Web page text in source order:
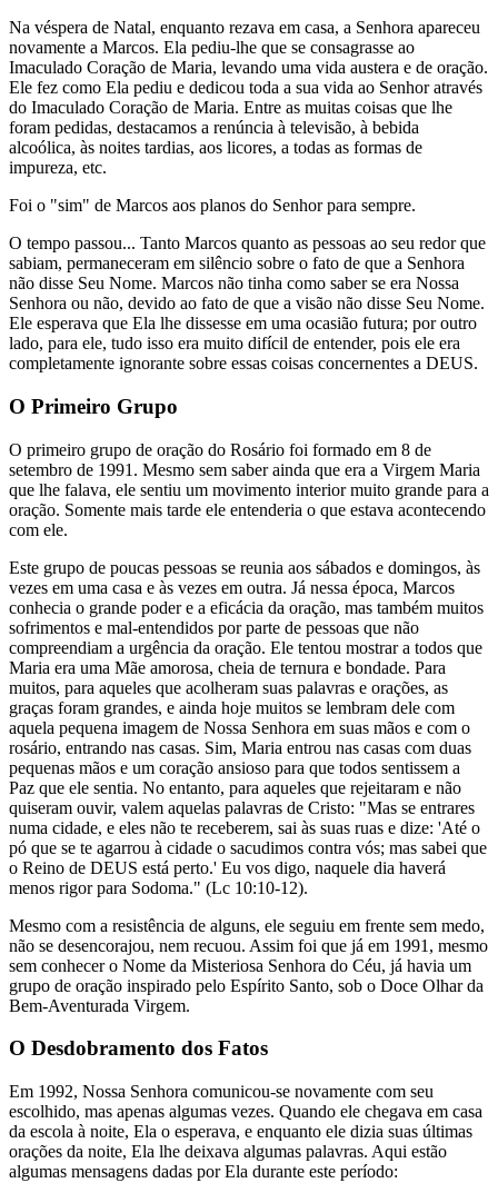
Na véspera de Natal, enquanto rezava em casa, a Senhora apareceu
novamente a Marcos. Ela pediu-lhe que se consagrasse ao
Imaculado Coração de Maria, levando uma vida austera e de oração.
Ele fez como Ela pediu e dedicou toda a sua vida ao Senhor através
do Imaculado Coração de Maria. Entre as muitas coisas que lhe
foram pedidas, destacamos a renúncia à televisão, à bebida
alcoólica, às noites tardias, aos licores, a todas as formas de
impureza, etc.
Foi o "sim" de Marcos aos planos do Senhor para sempre.
O tempo passou... Tanto Marcos quanto as pessoas ao seu redor que
sabiam, permaneceram em silêncio sobre o fato de que a Senhora
não disse Seu Nome. Marcos não tinha como saber se era Nossa
Senhora ou não, devido ao fato de que a visão não disse Seu Nome.
Ele esperava que Ela lhe dissesse em uma ocasião futura; por outro
lado, para ele, tudo isso era muito difícil de entender, pois ele era
completamente ignorante sobre essas coisas concernentes a DEUS.
O Primeiro Grupo
O primeiro grupo de oração do Rosário foi formado em 8 de
setembro de 1991. Mesmo sem saber ainda que era a Virgem Maria
que lhe falava, ele sentiu um movimento interior muito grande para a
oração. Somente mais tarde ele entenderia o que estava acontecendo
com ele.
Este grupo de poucas pessoas se reunia aos sábados e domingos, às
vezes em uma casa e às vezes em outra. Já nessa época, Marcos
conhecia o grande poder e a eficácia da oração, mas também muitos
sofrimentos e mal-entendidos por parte de pessoas que não
compreendiam a urgência da oração. Ele tentou mostrar a todos que
Maria era uma Mãe amorosa, cheia de ternura e bondade. Para
muitos, para aqueles que acolheram suas palavras e orações, as
graças foram grandes, e ainda hoje muitos se lembram dele com
aquela pequena imagem de Nossa Senhora em suas mãos e com o
rosário, entrando nas casas. Sim, Maria entrou nas casas com duas
pequenas mãos e um coração ansioso para que todos sentissem a
Paz que ele sentia. No entanto, para aqueles que rejeitaram e não
quiseram ouvir, valem aquelas palavras de Cristo: "Mas se entrares
numa cidade, e eles não te receberem, sai às suas ruas e dize: 'Até o
pó que se te agarrou à cidade o sacudimos contra vós; mas sabei que
o Reino de DEUS está perto.' Eu vos digo, naquele dia haverá
menos rigor para Sodoma." (Lc 10:10-12).
Mesmo com a resistência de alguns, ele seguiu em frente sem medo,
não se desencorajou, nem recuou. Assim foi que já em 1991, mesmo
sem conhecer o Nome da Misteriosa Senhora do Céu, já havia um
grupo de oração inspirado pelo Espírito Santo, sob o Doce Olhar da
Bem-Aventurada Virgem.
O Desdobramento dos Fatos
Em 1992, Nossa Senhora comunicou-se novamente com seu
escolhido, mas apenas algumas vezes. Quando ele chegava em casa
da escola à noite, Ela o esperava, e enquanto ele dizia suas últimas
orações da noite, Ela lhe deixava algumas palavras. Aqui estão
algumas mensagens dadas por Ela durante este período: